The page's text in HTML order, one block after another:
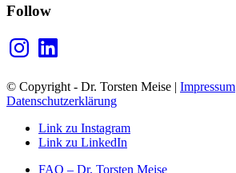
Follow
InstagramLinkedIn
© Copyright - Dr. Torsten Meise | Impressum
Datenschutzerklärung
Link zu Instagram
Link zu LinkedIn
FAQ – Dr. Torsten Meise